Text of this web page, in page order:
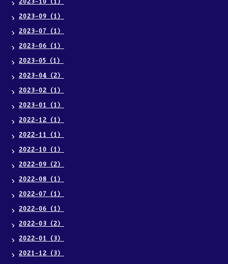
2023-10（1）
2023-09（1）
2023-07（1）
2023-06（1）
2023-05（1）
2023-04（2）
2023-02（1）
2023-01（1）
2022-12（1）
2022-11（1）
2022-10（1）
2022-09（2）
2022-08（1）
2022-07（1）
2022-06（1）
2022-03（2）
2022-01（3）
2021-12（3）